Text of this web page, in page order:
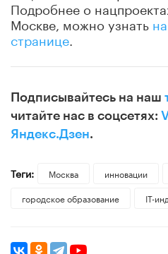
Подробнее о
Москве, можно узнать
странице
Подписывайтесь на наш
читайте нас в соцсетях:
Яндекс.Дзен.
Теги: Москва инновации
городское образование
IT-